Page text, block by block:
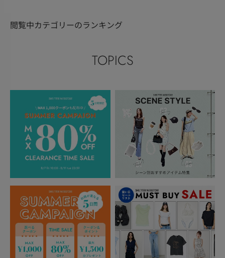
閲覧中カテゴリーのランキング
TOPICS